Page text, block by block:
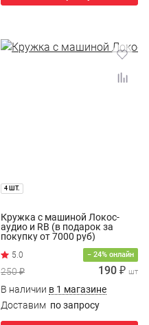
4 ШТ.
Кружка с машиной Локос-
аудио и RB (в подарок за
покупку от 7000 руб)
− 24% онлайн
250 ₽ 190 ₽ шт
В наличии в 1 магазине
Доставим по запросу